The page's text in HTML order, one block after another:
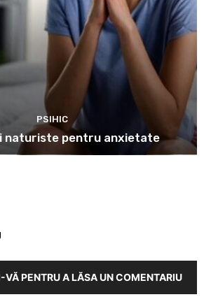
PSIHIC
naturiste pentru anxietate
PENTRU A LĂSA UN COMENTARIU